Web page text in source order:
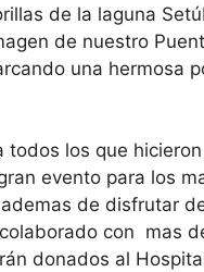
de la laguna
de nuestro
una hermosa
todos los que
evento para los
de disfrutar
con mas
donados al